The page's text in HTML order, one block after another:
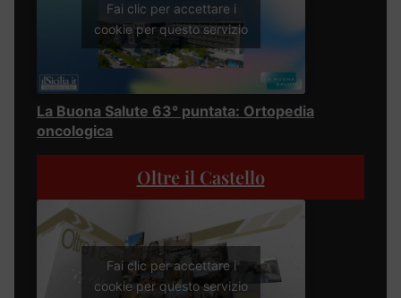
Fai clic per accettare i
cookie per questo servizio
La Buona Salute 63° puntata: Ortopedia
oncologica
Oltre il Castello
Fai clic per accettare i
cookie per questo servizio